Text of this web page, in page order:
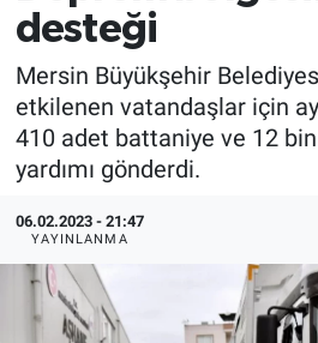
desteği
Mersin Büyükşehir
etkilenen vatandaşlar için
410 adet battaniye ve 12
yardımı gönderdi.
06.02.2023 - 21:47
YAYINLANMA